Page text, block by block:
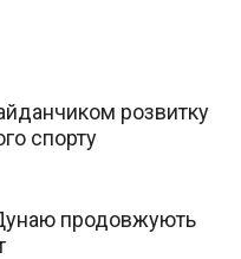
розвитку
спорту
продовжують